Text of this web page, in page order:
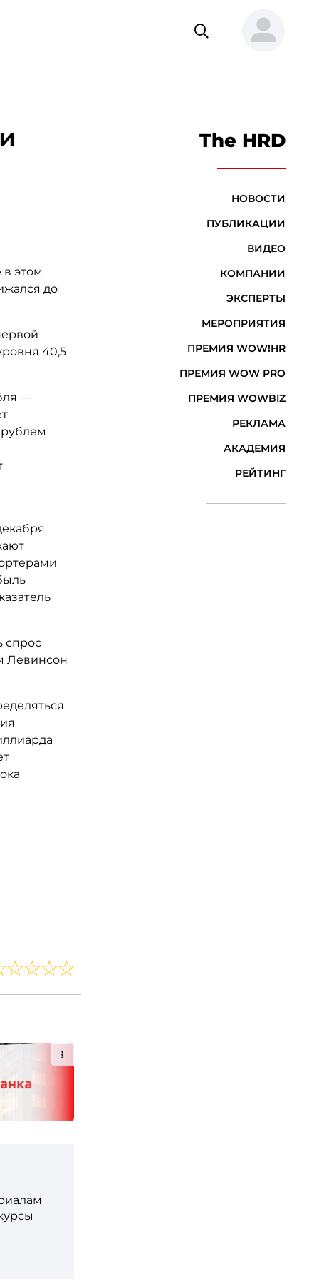
этом
до
40,5
—
спрос
Левинсон
The HRD
НОВОСТИ
ПУБЛИКАЦИИ
ВИДЕО
КОМПАНИИ
ЭКСПЕРТЫ
МЕРОПРИЯТИЯ
ПРЕМИЯ WOW!HR
ПРЕМИЯ WOW PRO
ПРЕМИЯ WOWBIZ
РЕКЛАМА
АКАДЕМИЯ
РЕЙТИНГ